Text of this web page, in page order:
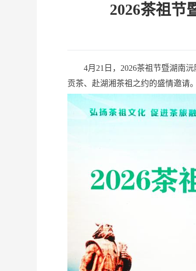
2026茶祖节
4月21日，2026茶祖节暨湖南沅
贡茶、赴湖湘茶祖之约的盛情邀请。